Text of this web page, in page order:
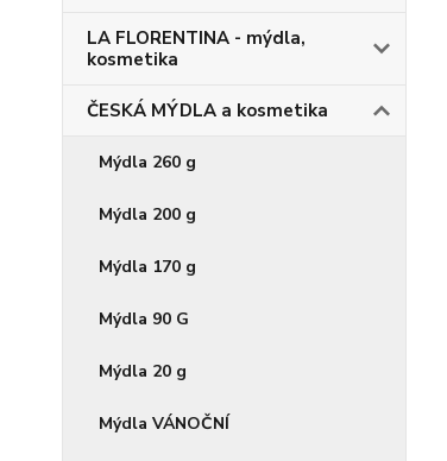
LA FLORENTINA - mýdla,
kosmetika
ČESKÁ MÝDLA a kosmetika
Mýdla 260 g
Mýdla 200 g
Mýdla 170 g
Mýdla 90 G
Mýdla 20 g
Mýdla VÁNOČNÍ